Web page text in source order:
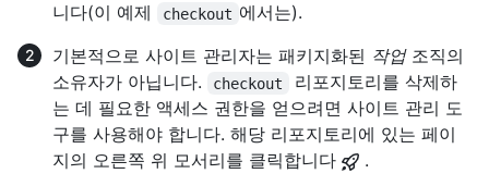
니다(이 예제
checkout 에서는).
기본적으로 사이트 관리자는 패키지화된 작업조직의
소유자가 아닙니다.
checkout
리포지토리를 삭제하
는 데 필요한 액세스 권한을 얻으려면 사이트 관리 도
구를 사용해야 합니다. 해당 리포지토리에 있는 페이
지의 오른쪽 위 모서리를 클릭합니다
.